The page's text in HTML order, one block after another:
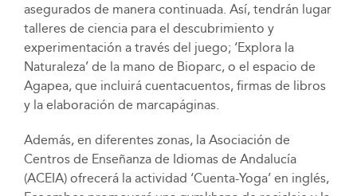
asegurados de manera continuada. Así, tendrán lugar
talleres de ciencia para el descubrimiento y
experimentación a través del juego; ‘Explora la
Naturaleza’ de la mano de Bioparc, o el espacio de
Agapea, que incluirá cuentacuentos, firmas de libros
y la elaboración de marcapáginas.
Además, en diferentes zonas, la Asociación de
Centros de Enseñanza de Idiomas de Andalucía
(ACEIA) ofrecerá la actividad ‘Cuenta-Yoga’ en inglés,